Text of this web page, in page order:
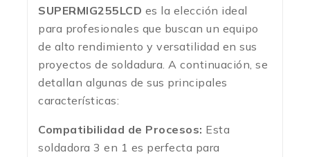
SUPERMIG255LCD es la elección ideal
para profesionales que buscan un equipo
de alto rendimiento y versatilidad en sus
proyectos de soldadura. A continuación, se
detallan algunas de sus principales
características:
Compatibilidad de Procesos: Esta
soldadora 3 en 1 es perfecta para